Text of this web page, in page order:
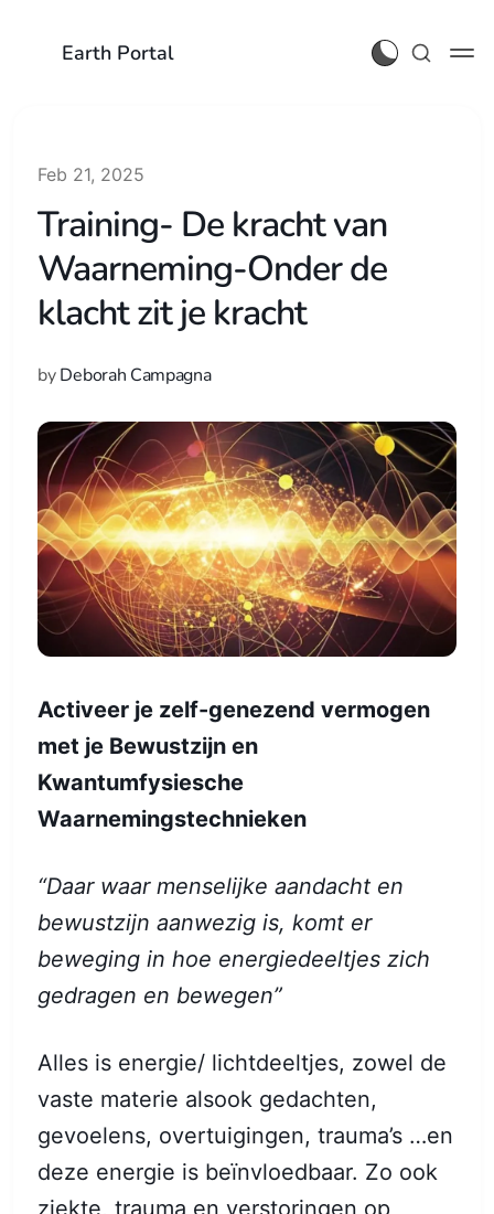
Earth Portal
Feb 21, 2025
Training- De kracht van
Waarneming-Onder de
klacht zit je kracht
byDeborah Campagna
Activeer je zelf-genezend vermogen
met je Bewustzijn en
Kwantumfysiesche
Waarnemingstechnieken
“Daar waar menselijke aandacht en
bewustzijn aanwezig is, komt er
beweging in hoe energiedeeltjes zich
gedragen en bewegen”
Alles is energie/ lichtdeeltjes, zowel de
vaste materie alsook gedachten,
gevoelens, overtuigingen, trauma’s …en
deze energie is beïnvloedbaar. Zo ook